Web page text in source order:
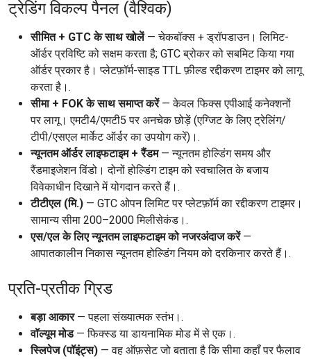
ट्रेडिंग विकल्प पैनल (वैश्विक)
सीमित + GTC के साथ खोलें— चेकबॉक्स + ड्रॉपडाउन। लिमिट-
ऑर्डर प्रविष्टि को सक्षम करता है; GTC ब्रोकर को सबमिट किया गया
ऑर्डर प्रकार है। प्लेटफ़ॉर्म-साइड TTL फ़ील्ड रद्दीकरण टाइमर को लागू
करता है।.
सीमा + FOK के साथ समाप्त करें— केवल फिक्स एपीआई कनेक्शनों
पर लागू। एमटी4/एमटी5 पर अनचेक छोड़ें (एग्जिट के लिए ट्रेलिंग/
टीपी/एसएल मार्केट ऑर्डर का उपयोग करें)।.
न्यूनतम ऑर्डर लाइफटाइम + रैंडम— न्यूनतम होल्डिंग समय और
रैंडमाइजेशन विंडो। दोनों होल्डिंग टाइम को स्वचालित के बजाय
विवेकाधीन दिखाने में योगदान करते हैं।.
टीटीएल (मि.) — GTC ओपन लिमिट पर प्लेटफ़ॉर्म का रद्दीकरण टाइमर।
सामान्य सीमा 200–2000 मिलीसेकंड।.
एस/एल के लिए न्यूनतम लाइफटाइम को नजरअंदाज करें—
आपातकालीन निकास न्यूनतम होल्डिंग नियम को दरकिनार करते हैं।.
प्रति-प्रतीक ग्रिड
बड़ा आकार— पहला संख्यात्मक स्तंभ।.
वॉल्यूम मोड— फिक्स्ड या डायनामिक मोड में से एक।.
स्लिपेज (पॉइंट्स) — वह ऑफ़सेट जो बताता है कि सीमा कहाँ पर फैलाव